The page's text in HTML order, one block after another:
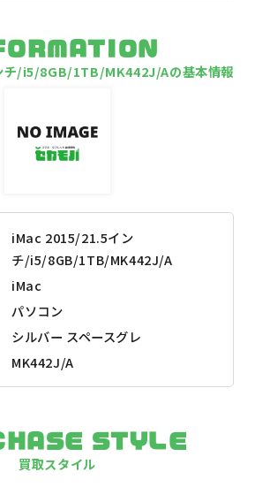
/i5/8GB/1TB/MK442J/Aの基本情報
iMac 2015/21.5イン
チ/i5/8GB/1TB/MK442J/A
iMac
パソコン
シルバー スペースグレ
MK442J/A
STYLE
買取スタイル